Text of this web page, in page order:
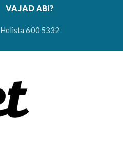
VAJAD ABI?
Helista 600 5332